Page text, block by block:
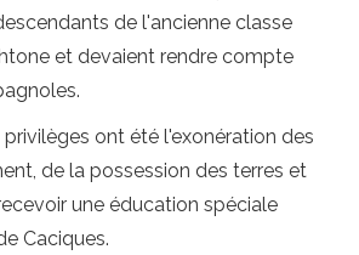
de l'ancienne classe
et devaient rendre compte
privilèges ont été l'exonération des
de la possession des terres et
une éducation spéciale
Caciques.